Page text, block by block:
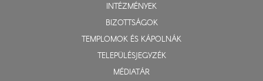
INTÉZMÉNYEK
BIZOTTSÁGOK
TEMPLOMOK ÉS KÁPOLNÁK
TELEPÜLÉSJEGYZÉK
MÉDIATÁR